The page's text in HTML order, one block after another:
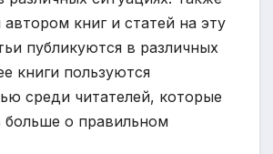
автором книг и статей на эту
публикуются в различных
книги пользуются
среди читателей, которые
больше о правильном